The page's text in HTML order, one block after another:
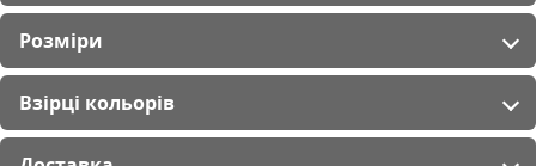
Розміри
Взірці кольорів